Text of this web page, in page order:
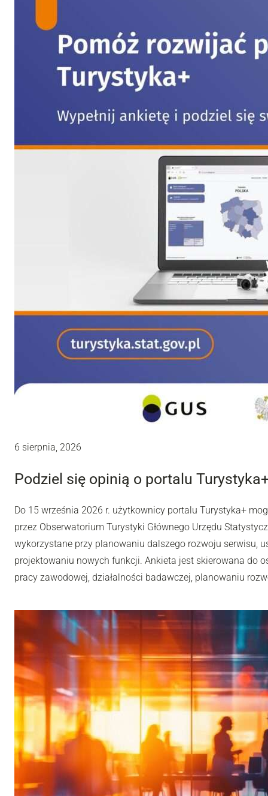
6 sierpnia, 2026
Podziel się opinią o portalu
Do 15 września 2026 r. użytkownicy portalu Turystyka+
przez Obserwatorium Turystyki Głównego Urzędu
wykorzystane przy planowaniu dalszego rozwoju serwisu,
projektowaniu nowych funkcji. Ankieta jest skierowana do
pracy zawodowej, działalności badawczej, planowaniu